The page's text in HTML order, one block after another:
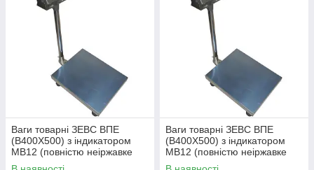
Ваги товарні ЗЕВС ВПЕ
(B400Х500) з індикатором
MB12 (повністю неіржавке
вироблення) 60 кг
Ваги товарні ЗЕВС ВПЕ
(B400Х500) з індикатором
MB12 (повністю неіржавке
вироблення) 150 кг